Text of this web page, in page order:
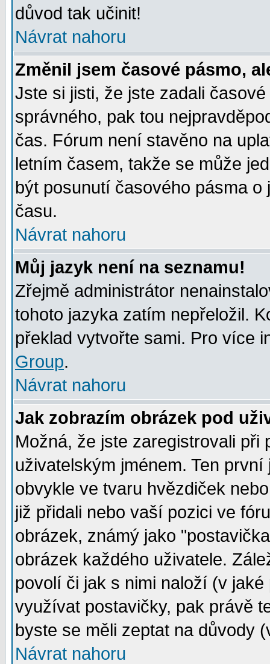
důvod tak učinit!
Návrat nahoru
Změnil jsem časové pásmo,
Jste si jisti, že jste zadali
správného, pak tou
čas. Fórum není stavěno na
letním časem, takže se může
být posunutí časového pásma
času.
Návrat nahoru
Můj jazyk není na seznamu!
Zřejmě administrátor
tohoto jazyka zatím nepřeložil.
překlad vytvořte sami. Pro více
Group.
Návrat nahoru
Jak zobrazím obrázek pod
Možná, že jste zaregistrovali
uživatelským jménem. Ten
obvykle ve tvaru hvězdiček
již přidali nebo vaší pozici ve
obrázek, známý jako
obrázek každého uživatele.
povolí či jak s nimi naloží (v
využívat postavičky, pak právě
byste se měli zeptat na důvody
Návrat nahoru